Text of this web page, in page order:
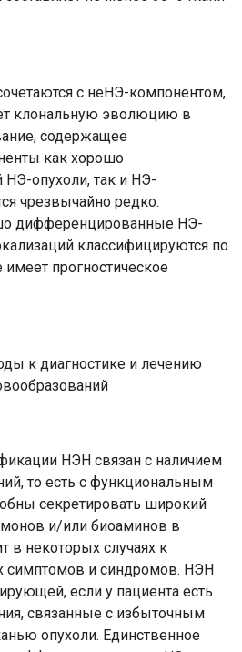
с неНЭ-компонентом,
клональную эволюцию в
содержащее
как хорошо
опухоли, так и НЭ-
чрезвычайно редко.
дифференцированные НЭ-
классифицируются по
имеет прогностическое
НЭН связан с наличием
то есть с функциональным
секретировать широкий
и/или биоаминов в
в некоторых случаях к
симптомов и синдромов. НЭН
если у пациента есть
связанные с избыточным
опухоли. Единственное